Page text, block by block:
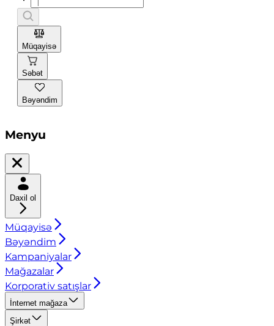
Müqayisə
Səbət
Bəyəndim
Menyu
Daxil ol
Müqayisə
Bəyəndim
Kampaniyalar
Mağazalar
Korporativ satışlar
İnternet mağaza
Şirkət